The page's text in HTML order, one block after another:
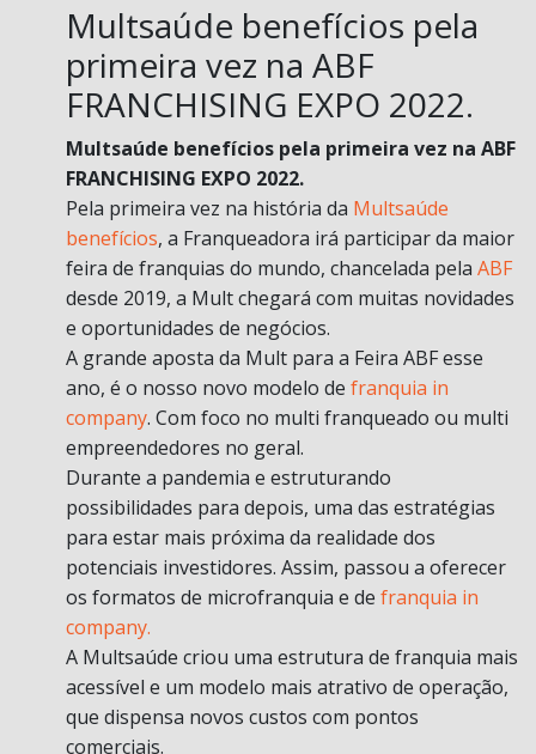
Multsaúde benefícios pela
primeira vez na ABF
FRANCHISING EXPO 2022.
Multsaúde benefícios pela primeira vez na ABF
FRANCHISING EXPO 2022.
Pela primeira vez na história da Multsaúde
benefícios, a Franqueadora irá participar da maior
feira de franquias do mundo, chancelada pela ABF
desde 2019, a Mult chegará com muitas novidades
e oportunidades de negócios.
A grande aposta da Mult para a Feira ABF esse
ano, é o nosso novo modelo de franquia in
company. Com foco no multi franqueado ou multi
empreendedores no geral.
Durante a pandemia e estruturando
possibilidades para depois, uma das estratégias
para estar mais próxima da realidade dos
potenciais investidores. Assim, passou a oferecer
os formatos de microfranquia e de franquia in
company.
A Multsaúde criou uma estrutura de franquia mais
acessível e um modelo mais atrativo de operação,
que dispensa novos custos com pontos
comerciais.